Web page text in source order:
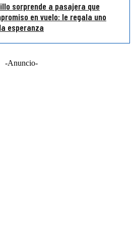
sorprende a pasajera que
en vuelo: le regala uno
esperanza
-Anuncio-